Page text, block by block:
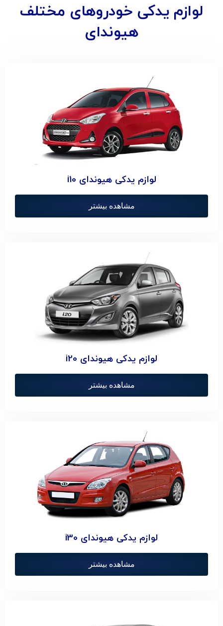
لوازم یدکی خودروهای مختلف
هیوندای
لوازم یدکی هیوندای i10
مشاهده بیشتر
لوازم یدکی هیوندای i20
مشاهده بیشتر
لوازم یدکی هیوندای i30
مشاهده بیشتر